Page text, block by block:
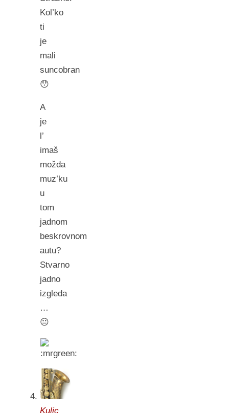
Kol’ko
ti
je
mali
suncobran
😯
A
je
l’
imaš
možda
muz’ku
u
tom
jadnom
beskrovnom
autu?
Stvarno
jadno
izgleda
…
😐
Kulic